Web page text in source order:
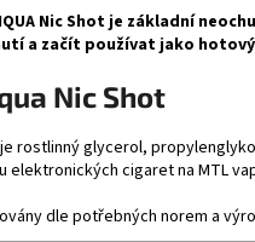
Nic Shot je základní
a začít používat jako hotový
Nic Shot
rostlinnýglycerol,
elektronických cigaret na MTL
dle potřebných norem a